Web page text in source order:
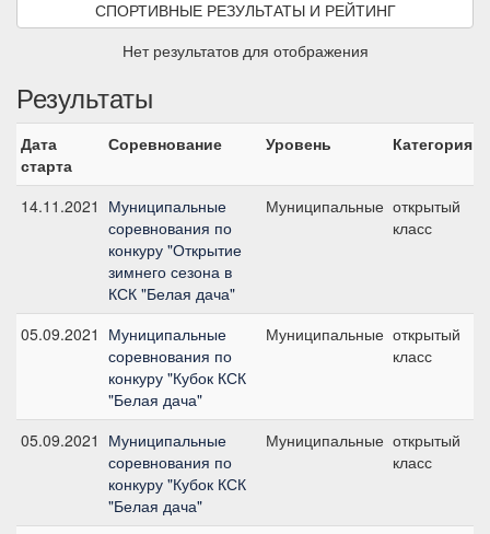
СПОРТИВНЫЕ РЕЗУЛЬТАТЫ И РЕЙТИНГ
Нет результатов для отображения
Результаты
Дата
старта
Соревнование Уровень Категория
14.11.2021 Муниципальные
соревнования по
конкуру "Открытие
зимнего сезона в
КСК "Белая дача"
Муниципальные открытый
класс
05.09.2021 Муниципальные
соревнования по
конкуру "Кубок КСК
"Белая дача"
Муниципальные открытый
класс
05.09.2021 Муниципальные
соревнования по
конкуру "Кубок КСК
"Белая дача"
Муниципальные открытый
класс